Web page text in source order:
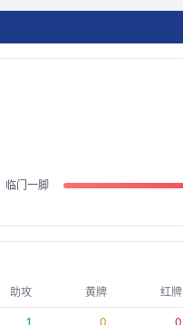
临门一脚
助攻 黄牌 红牌
1 0 0